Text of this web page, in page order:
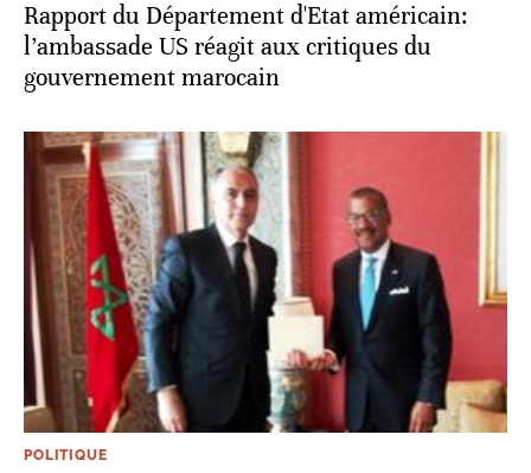
Rapport du Département d'Etat américain:
l’ambassade US réagit aux critiques du
gouvernement marocain
POLITIQUE